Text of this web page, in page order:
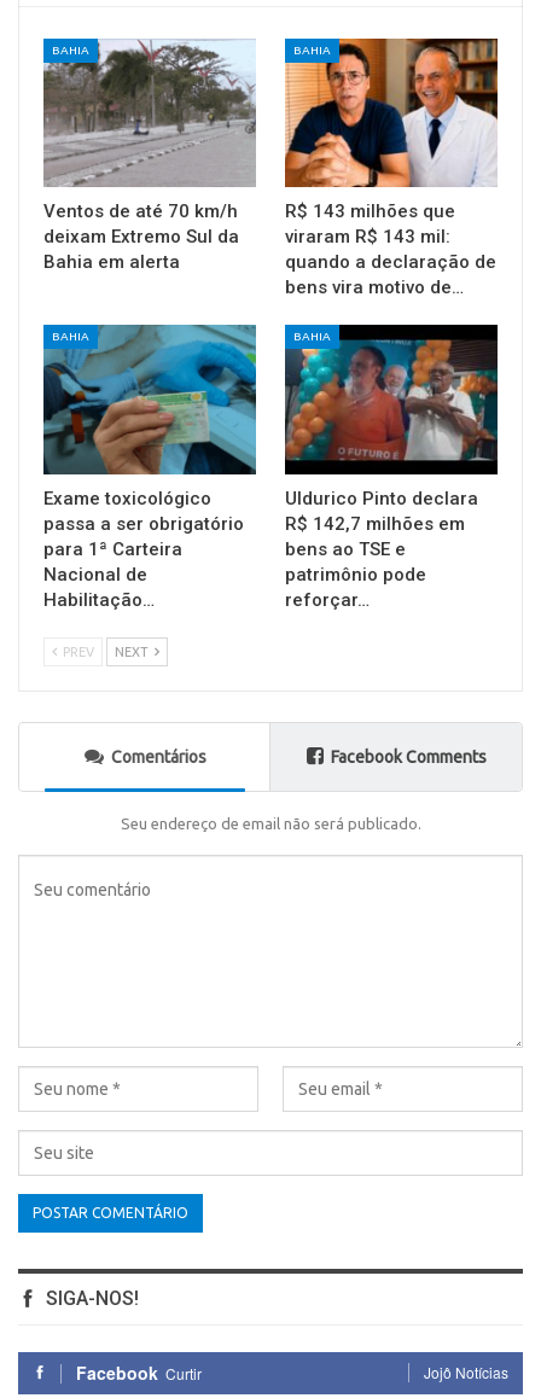
BAHIA
Ventos de até 70 km/h
deixam Extremo Sul da
Bahia em alerta
BAHIA
R$ 143 milhões que
viraram R$ 143 mil:
quando a declaração de
bens vira motivo de…
BAHIA
Exame toxicológico
passa a ser obrigatório
para 1ª Carteira
Nacional de
Habilitação…
BAHIA
Uldurico Pinto declara
R$ 142,7 milhões em
bens ao TSE e
patrimônio pode
reforçar…
PREV NEXT
Comentários Facebook Comments
Seu endereço de email não será publicado.
SIGA-NOS!
Facebook Curtir Jojô Notícias